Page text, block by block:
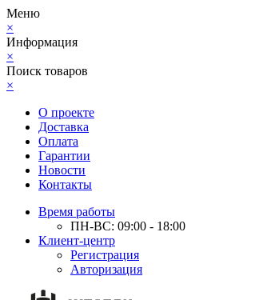
Меню
×
Информация
×
Поиск товаров
×
О проекте
Доставка
Оплата
Гарантии
Новости
Контакты
Время работы
ПН-ВС: 09:00 - 18:00
Клиент-центр
Регистрация
Авторизация